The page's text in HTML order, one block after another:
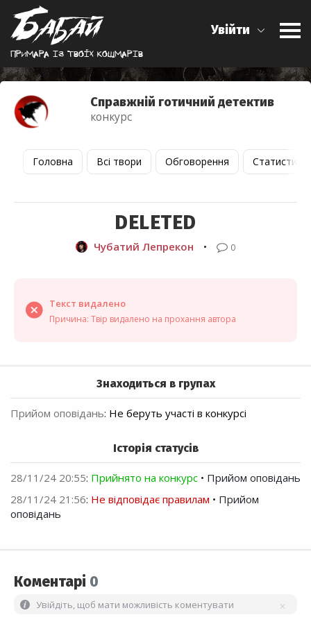
Примара iз твоїх кошмарiв
Увійти
Справжній готичний детектив
конкурс
Головна Всі твори Обговорення Статистика
DELETED
Чубатий Лепрекон • 0
Текст видалено
Причина: Твір видалено на прохання автора
Знаходиться в групах
Прийом оповідань: Не беруть участі в конкурсі
Історія статусів
28/11/24 20:55: Прийнято на конкурс • Прийом оповідань
28/11/24 21:56: Не відповідає правилам • Прийом
оповідань
Коментарі 0
Увійдіть, щоб мати можливість коментувати